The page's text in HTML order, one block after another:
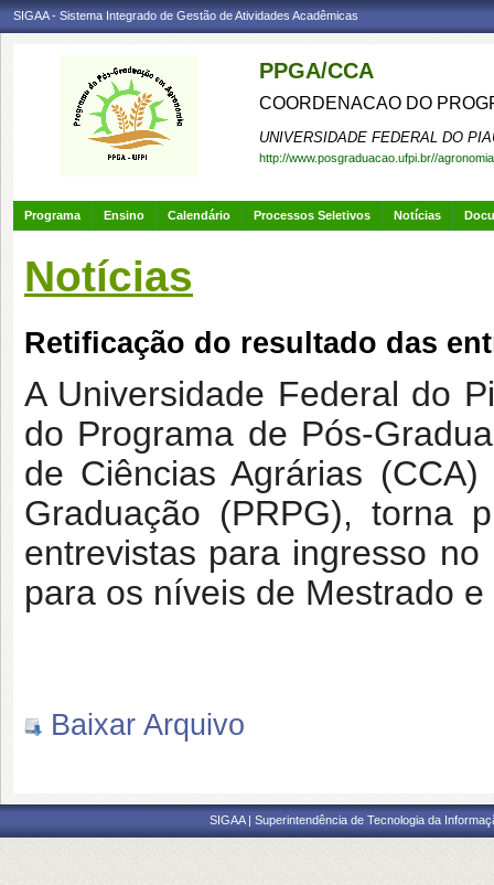
SIGAA - Sistema Integrado de Gestão de Atividades Acadêmicas
PPGA/CCA
COORDENACAO DO
UNIVERSIDADE FEDERAL DO
http://www.posgraduacao.ufpi.br//agronomia
Programa Ensino Calendário Processos Seletivos Notícias
Notícias
Retificação do resultado das
A Universidade Federal do
do Programa de Pós-
de Ciências Agrárias
Graduação (PRPG), torna
entrevistas para ingresso
para os níveis de Mestrado
Baixar Arquivo
SIGAA | Superintendência de Tecnologia da